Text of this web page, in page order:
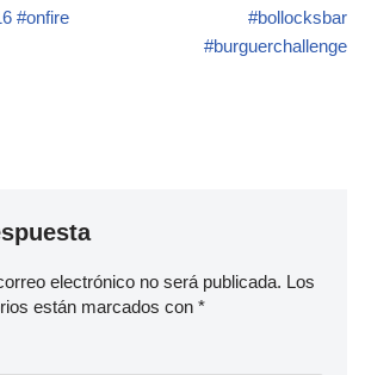
#onfire
#bollocksbar
#burguerchallenge
electrónico no será publicada. Los
están marcados con *